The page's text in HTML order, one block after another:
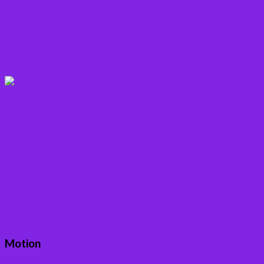
Motion